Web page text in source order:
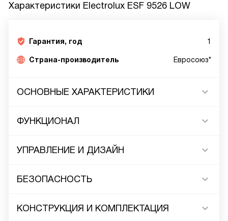
Характеристики Electrolux ESF 9526 LOW
Гарантия, год 1
Страна-производитель Евросоюз*
ОСНОВНЫЕ ХАРАКТЕРИСТИКИ
ФУНКЦИОНАЛ
УПРАВЛЕНИЕ И ДИЗАЙН
БЕЗОПАСНОСТЬ
КОНСТРУКЦИЯ И КОМПЛЕКТАЦИЯ